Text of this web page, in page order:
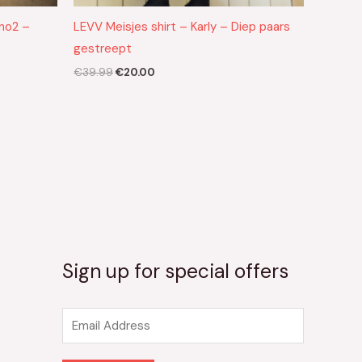
–
LEVV Meisjes shirt – Karly – Diep paars
gestreept
€39.99€20.00
Sign up for special offers
m